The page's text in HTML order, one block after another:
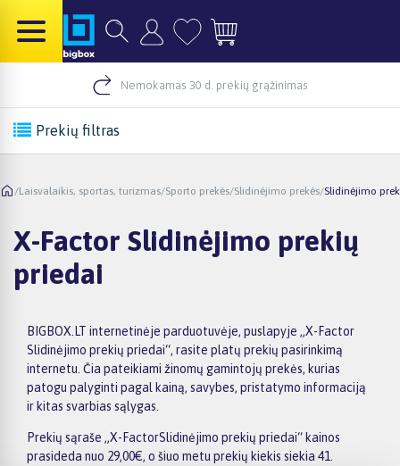
Nemokamas 30 d. prekių grąžinimas
Prekių filtras
/Laisvalaikis, sportas, turizmas/Sporto prekės/Slidinėjimo prekės/Slidinėjimo
X-Factor Slidinėjimo prekių
priedai
BIGBOX.LT internetinėje parduotuvėje, puslapyje „X-Factor
Slidinėjimo prekių priedai“, rasite platų prekių pasirinkimą
internetu. Čia pateikiami žinomų gamintojų prekės, kurias
patogu palyginti pagal kainą, savybes, pristatymo informaciją
ir kitas svarbias sąlygas.
Prekių sąraše „X-FactorSlidinėjimo prekių priedai“ kainos
prasideda nuo 29,00€, o šiuo metu prekių kiekis siekia 41.